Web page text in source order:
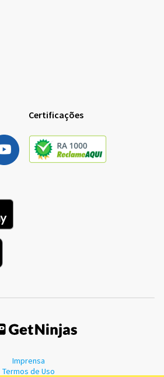
Certificações
Imprensa
Termos de Uso